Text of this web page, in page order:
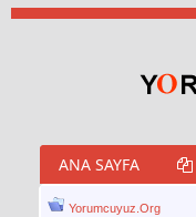
ANA SAYFA
Yorumcuyuz.Org